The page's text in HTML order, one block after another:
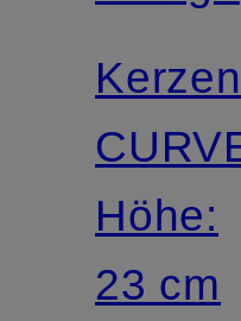
Höhe:
23 cm